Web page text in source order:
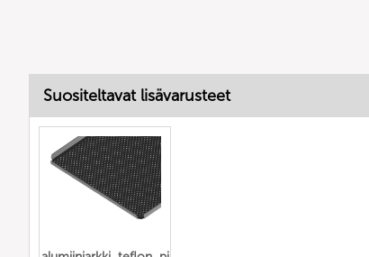
Suositeltavat lisävarusteet